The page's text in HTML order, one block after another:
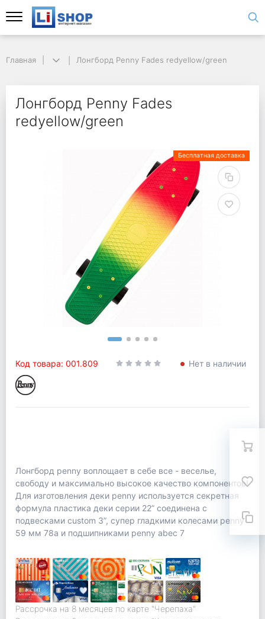
Главная Лонгборд Penny Fades redyellow/green
Лонгборд Penny Fades
redyellow/green
Бесплатная доставка
Код товара: 001.809 Нет в наличии
Лонгборд penny воплощает в себе все - веселье,
свободу и максимально высокое качество компонентов!
Для изготовления деки penny используется секретная
формула пластика деки серии 22” соединена с
подвесками custom 3”, супер гладкими колесами penny
59 мм 78а и подшипниками penny abec 7
Рассрочка на 8 месяцев по карте "Черепаха"